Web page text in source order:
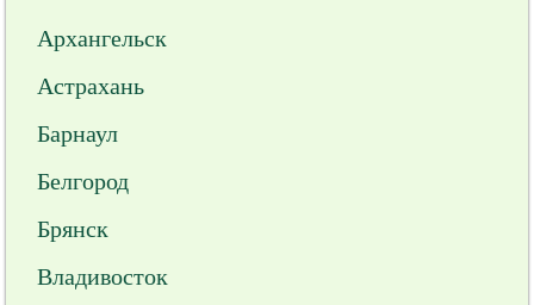
Архангельск
Астрахань
Барнаул
Белгород
Брянск
Владивосток